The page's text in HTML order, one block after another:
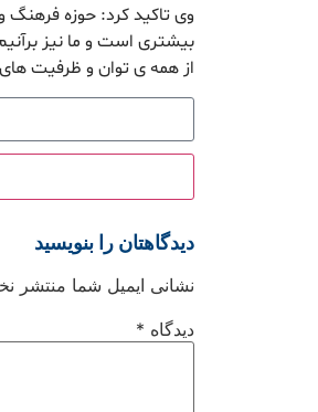
وی تاکید کرد: حوزه فرهنگ
بیشتری است و ما نیز
از همه ی توان و ظرفیت
دیدگاهتان را بنویسید
نشانی ایمیل شما منتشر
دیدگاه *